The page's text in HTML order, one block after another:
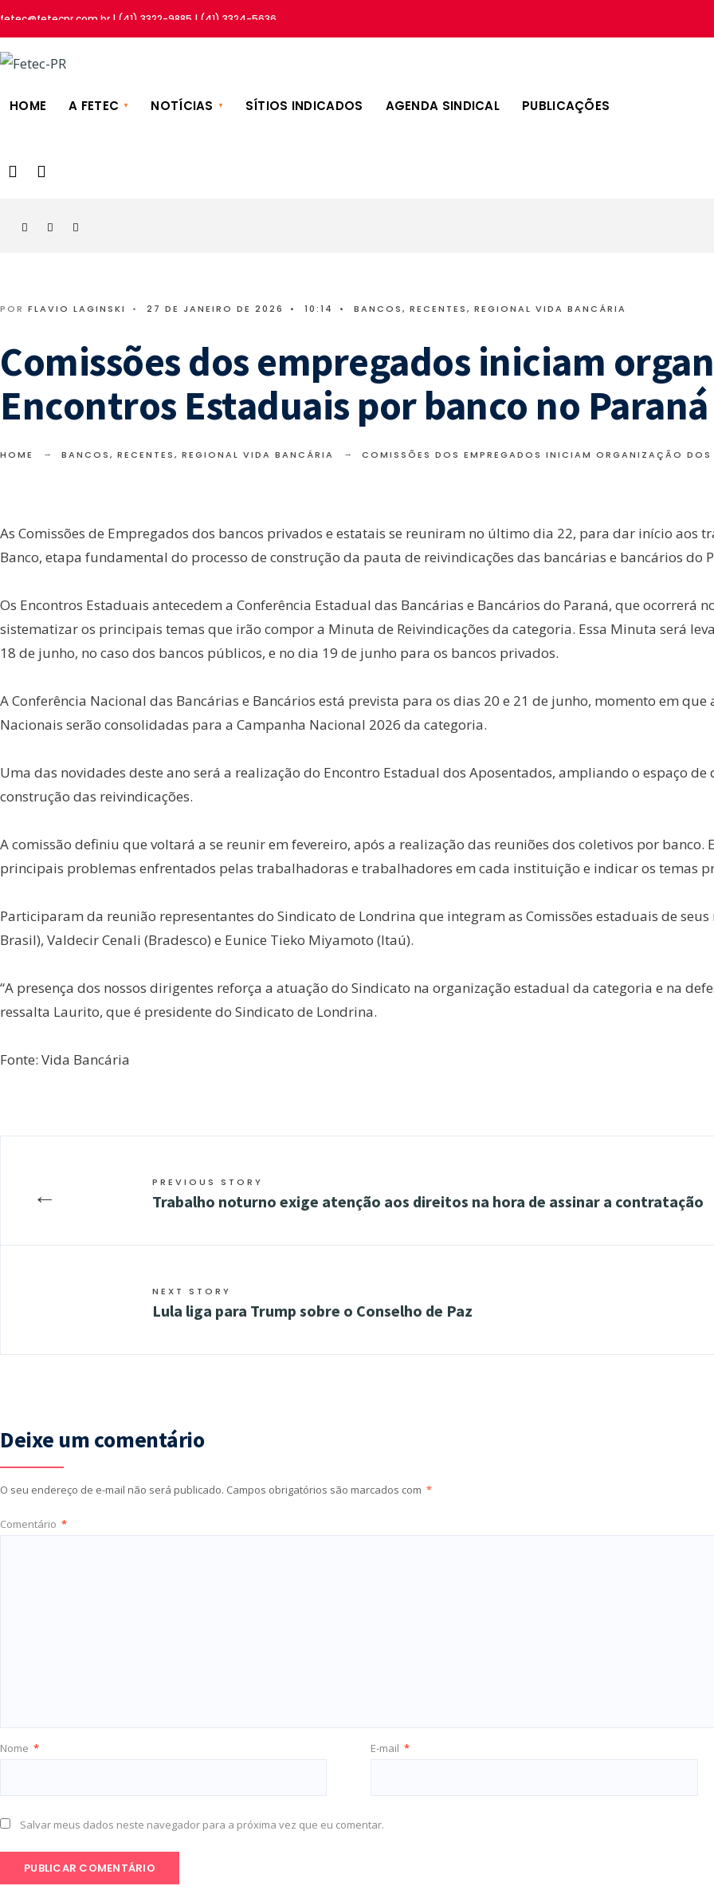
fetec@fetecpr.com.br | (41) 3322-9885 | (41) 3324-5636
HOME A FETEC NOTÍCIAS SÍTIOS INDICADOS AGENDA SINDICAL PUBLICAÇÕES
POR FLAVIO LAGINSKI • 27 DE JANEIRO DE 2026 • 10:14 • BANCOS, RECENTES, REGIONAL VIDA BANCÁRIA
Comissões dos empregados iniciam
Encontros Estaduais por banco no Paraná
HOME BANCOS, RECENTES, REGIONAL VIDA BANCÁRIA COMISSÕES DOS EMPREGADOS INICIAM ORGANIZAÇÃO
As Comissões de Empregados dos bancos privados e estatais se reuniram no último dia 22, para dar início aos
Banco, etapa fundamental do processo de construção da pauta de reivindicações das bancárias e bancários do
Os Encontros Estaduais antecedem a Conferência Estadual das Bancárias e Bancários do Paraná, que ocorrerá
sistematizar os principais temas que irão compor a Minuta de Reivindicações da categoria. Essa Minuta será
18 de junho, no caso dos bancos públicos, e no dia 19 de junho para os bancos privados.
A Conferência Nacional das Bancárias e Bancários está prevista para os dias 20 e 21 de junho, momento em
Nacionais serão consolidadas para a Campanha Nacional 2026 da categoria.
Uma das novidades deste ano será a realização do Encontro Estadual dos Aposentados, ampliando o espaço
construção das reivindicações.
A comissão definiu que voltará a se reunir em fevereiro, após a realização das reuniões dos coletivos por banco.
principais problemas enfrentados pelas trabalhadoras e trabalhadores em cada instituição e indicar os temas
Participaram da reunião representantes do Sindicato de Londrina que integram as Comissões estaduais de
Brasil), Valdecir Cenali (Bradesco) e Eunice Tieko Miyamoto (Itaú).
“A presença dos nossos dirigentes reforça a atuação do Sindicato na organização estadual da categoria e na
ressalta Laurito, que é presidente do Sindicato de Londrina.
Fonte: Vida Bancária
← PREVIOUS STORY
Trabalho noturno exige atenção aos direitos na hora de assinar a contratação
NEXT STORY
Lula liga para Trump sobre o Conselho de Paz
Deixe um comentário
O seu endereço de e-mail não será publicado. Campos obrigatórios são marcados com *
Comentário *
Nome * E-mail *
Salvar meus dados neste navegador para a próxima vez que eu comentar.